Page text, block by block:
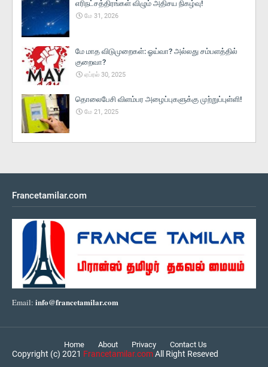
எரிநட்சத்திரங்கள் விழும் அதிசய நிகழ்வு!
மே 31, 2026
மே மாத விடுமுறைகள்: ஓய்வா? அல்லது சம்பளத்தில்
குறைவா?
ஏப்ரல் 30, 2025
தொலைபேசி விளம்பர அழைப்புகளுக்கு முற்றுப்புள்ளி!
மே 21, 2025
Francetamilar.com
Email: info@francetamilar.com
Home About Privacy Contact Us
Copyright (c) 2021 Francetamilar.comAll Right Reseved